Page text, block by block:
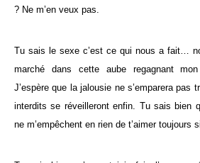
? Ne m’en veux pas.
Tu sais le sexe c’est ce qui nous a fait…
marché dans cette aube regagnant
J’espère que la jalousie ne s’emparera pas
interdits se réveilleront enfin. Tu sais bien
ne m’empêchent en rien de t’aimer toujours